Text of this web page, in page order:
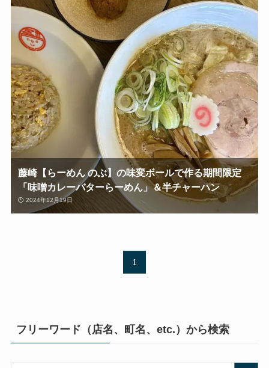
藤崎【らーめん のぶ】の味変ボールで作る期間限定
「味噌カレーバターらーめん」＆半チャーハン
2024年12月19日
1
フリーワード（店名、町名、etc.）から検索